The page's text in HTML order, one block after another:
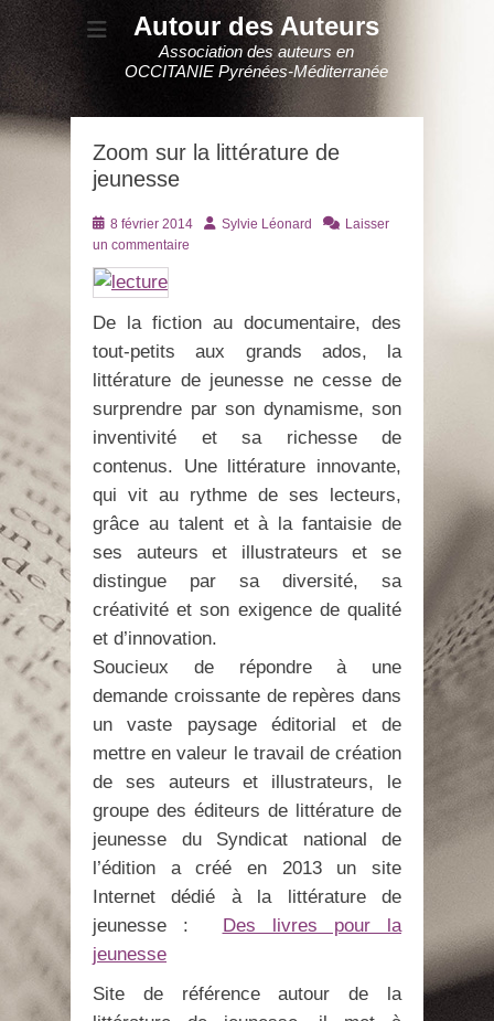
Autour des Auteurs
Association des auteurs en
OCCITANIE Pyrénées-Méditerranée
Zoom sur la littérature de
jeunesse
Posté
le
8 février 2014 AuteurSylvie Léonard
Laisser
un commentaire
De la fiction au documentaire, des
tout-petits aux grands ados, la
littérature de jeunesse ne cesse de
surprendre par son dynamisme, son
inventivité et sa richesse de
contenus. Une littérature innovante,
qui vit au rythme de ses lecteurs,
grâce au talent et à la fantaisie de
ses auteurs et illustrateurs et se
distingue par sa diversité, sa
créativité et son exigence de qualité
et d’innovation.
Soucieux de répondre à une
demande croissante de repères dans
un vaste paysage éditorial et de
mettre en valeur le travail de création
de ses auteurs et illustrateurs, le
groupe des éditeurs de littérature de
jeunesse du Syndicat national de
l’édition a créé en 2013 un site
Internet dédié à la littérature de
jeunesse : Des livres pour la
jeunesse
Site de référence autour de la